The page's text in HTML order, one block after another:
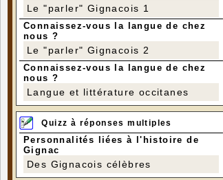
Le "parler" Gignacois 1
Connaissez-vous la langue de chez
nous ?
Le "parler" Gignacois 2
Connaissez-vous la langue de chez
nous ?
Langue et littérature occitanes
Quizz à réponses multiples
Personnalités liées à l'histoire de
Gignac
Des Gignacois célèbres